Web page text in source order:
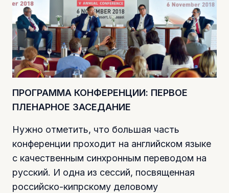
ПРОГРАММА КОНФЕРЕНЦИИ: ПЕРВОЕ
ПЛЕНАРНОЕ ЗАСЕДАНИЕ
Нужно отметить, что большая часть
конференции проходит на английском языке
с качественным синхронным переводом на
русский. И одна из сессий, посвященная
российско-кипрскому деловому